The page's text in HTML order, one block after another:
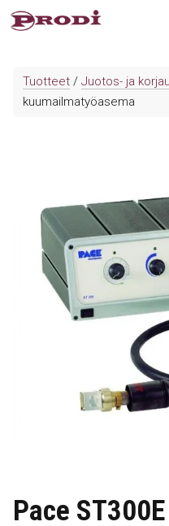
Siirry
sisältöön
Tuotteet / Juotos- ja
kuumailmatyöasema
Pace ST300E